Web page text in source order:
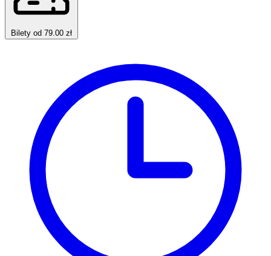
Bilety od 79.00 zł